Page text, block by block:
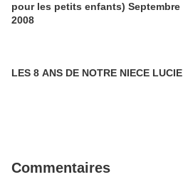
pour les petits enfants) Septembre
2008
LES 8 ANS DE NOTRE NIECE LUCIE
Commentaires